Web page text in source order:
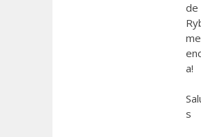
de
me
a!
s